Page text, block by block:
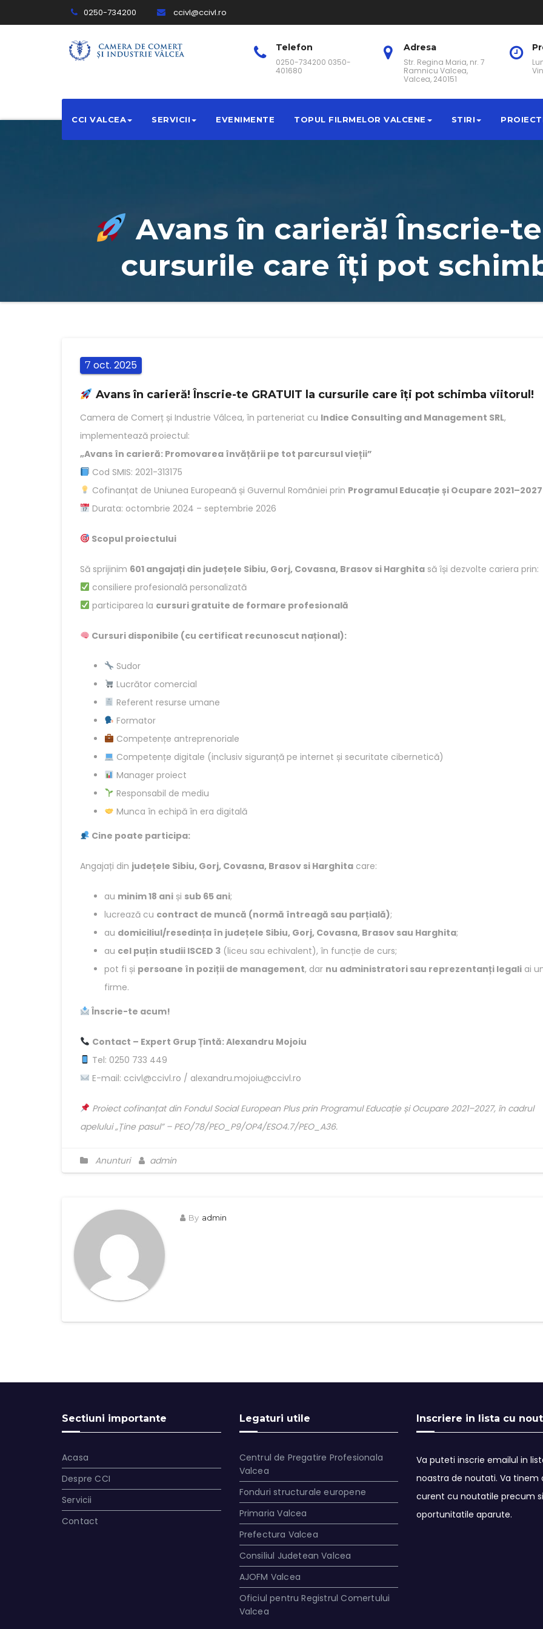
0250-734200 ccivl@ccivl.ro
Telefon
0250-734200 0350-
401680
Adresa
Str. Regina Maria, nr. 7
Ramnicu Valcea,
Valcea, 240151
CCI VALCEA SERVICII EVENIMENTE TOPUL FILRMELOR VALCENE STIRI
Avans în carieră! Înscrie-te
cursurile care îți pot
7 oct. 2025
Avans în carieră! Înscrie-te GRATUIT la cursurile care îți pot schimba viitorul!
Camera de Comerț și Industrie Vâlcea, în parteneriat cu Indice Consulting and Management SRL,
implementează proiectul:
„Avans în carieră: Promovarea învățării pe tot parcursul vieții”
Cod SMIS: 2021-313175
Cofinanțat de Uniunea Europeană și Guvernul României prin Programul Educație și Ocupare 2021–2027
Durata: octombrie 2024 – septembrie 2026
Scopul proiectului
Să sprijinim 601 angajați din județele Sibiu, Gorj, Covasna, Brasov si Harghita să își dezvolte cariera prin:
consiliere profesională personalizată
participarea la cursuri gratuite de formare profesională
Cursuri disponibile (cu certificat recunoscut național):
Sudor
Lucrător comercial
Referent resurse umane
Formator
Competențe antreprenoriale
Competențe digitale (inclusiv siguranță pe internet și securitate cibernetică)
Manager proiect
Responsabil de mediu
Munca în echipă în era digitală
Cine poate participa:
Angajați din județele Sibiu, Gorj, Covasna, Brasov si Harghita care:
au minim 18 ani și sub 65 ani;
lucrează cu contract de muncă (normă întreagă sau parțială);
au domiciliul/resedința în județele Sibiu, Gorj, Covasna, Brasov sau Harghita;
au cel puțin studii ISCED 3 (liceu sau echivalent), în funcție de curs;
pot fi și persoane în poziții de management, dar nu administratori sau reprezentanți legali ai
firme.
Înscrie-te acum!
Contact – Expert Grup Țintă: Alexandru Mojoiu
Tel: 0250 733 449
E-mail: ccivl@ccivl.ro / alexandru.mojoiu@ccivl.ro
Proiect cofinanțat din Fondul Social European Plus prin Programul Educație și Ocupare 2021–2027, în cadrul
apelului „Ține pasul” – PEO/78/PEO_P9/OP4/ESO4.7/PEO_A36.
Anunturi admin
By admin
Sectiuni importante
Acasa
Despre CCI
Servicii
Contact
Legaturi utile
Centrul de Pregatire Profesionala
Valcea
Fonduri structurale europene
Primaria Valcea
Prefectura Valcea
Consiliul Judetean Valcea
AJOFM Valcea
Oficiul pentru Registrul Comertului
Valcea
Inscriere in lista cu
Va puteti inscrie emailul in
noastra de noutati. Va tinem
curent cu noutatile precum si
oportunitatile aparute.